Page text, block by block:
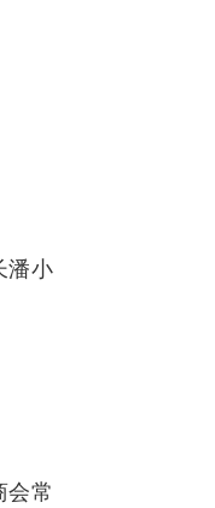
潘小
会常